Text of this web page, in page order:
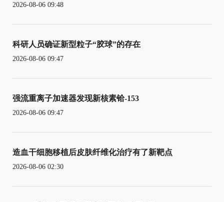
2026-08-06 09:48
科研人员确证新型粒子“胶球”的存在
2026-08-06 09:47
强流重离子加速器发现新核素铪-153
2026-08-06 09:47
造血干细胞移植后皮肤纤维化治疗有了新靶点
2026-08-06 02:30